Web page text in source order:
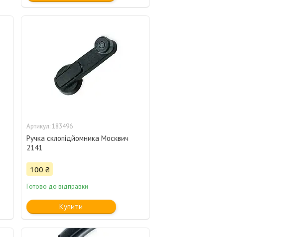
183496
Ручка склопідйомника Москвич
2141
100 ₴
Готово до відправки
Купити